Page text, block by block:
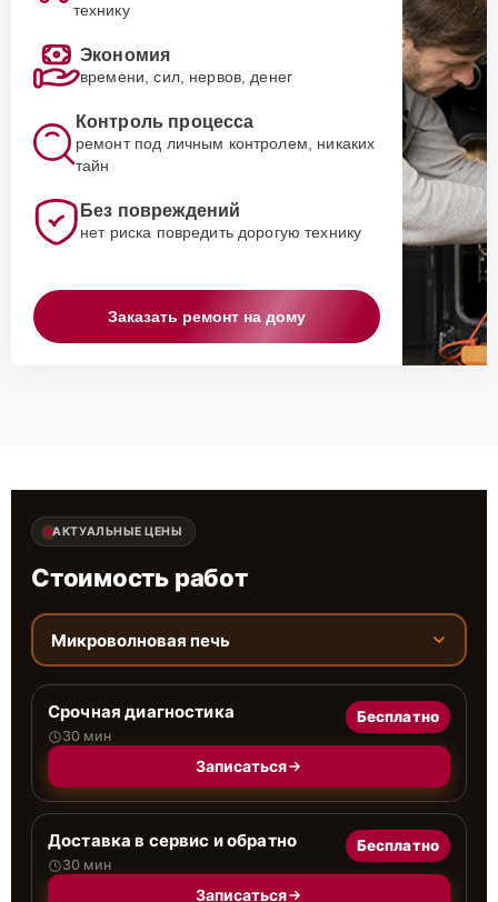
технику
Экономия
времени, сил, нервов, денег
Контроль процесса
ремонт под личным контролем, никаких
тайн
Без повреждений
нет риска повредить дорогую технику
Заказать ремонт на дому
АКТУАЛЬНЫЕ ЦЕНЫ
Стоимость работ
Микроволновая печь
Срочная диагностика
30 мин
Бесплатно
Записаться
Доставка в сервис и обратно
30 мин
Бесплатно
Записаться